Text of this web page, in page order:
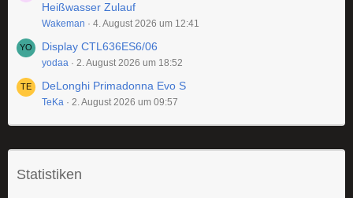
Heißwasser Zulauf
Wakeman 4. August 2026 um 12:41
Display CTL636ES6/06
yodaa 2. August 2026 um 18:52
DeLonghi Primadonna Evo S
TeKa 2. August 2026 um 09:57
Statistiken